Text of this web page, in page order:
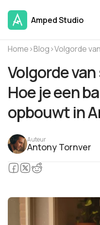
Amped Studio
Home›Blog›
Volgorde
Hoe je een
opbouwt in
Auteur
Antony Tornver